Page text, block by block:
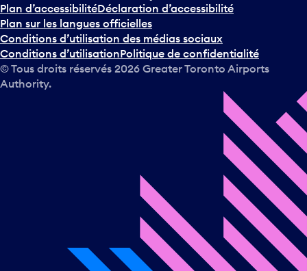
Plan d’accessibilitéDéclaration d’accessibilité
Plan sur les langues officielles
Conditions d’utilisation des médias sociaux
Conditions d’utilisationPolitique de confidentialité
© Tous droits réservés 2026 Greater Toronto Airports
Authority.